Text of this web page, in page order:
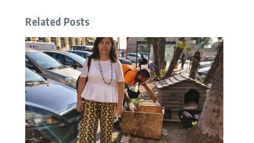
Related Posts